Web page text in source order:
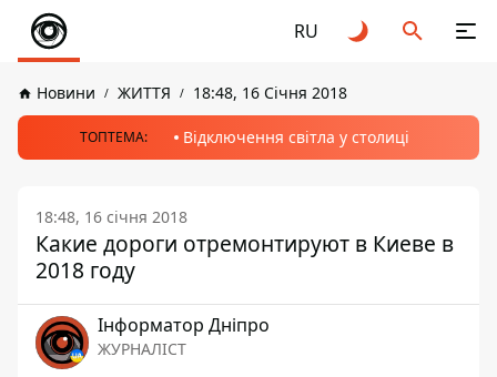
RU
Новини ЖИТТЯ 18:48, 16 Січня 2018
ТОПТЕМА: Відключення світла у столиці
18:48, 16 січня 2018
Какие дороги отремонтируют в Киеве в
2018 году
Інформатор Дніпро
ЖУРНАЛІСТ